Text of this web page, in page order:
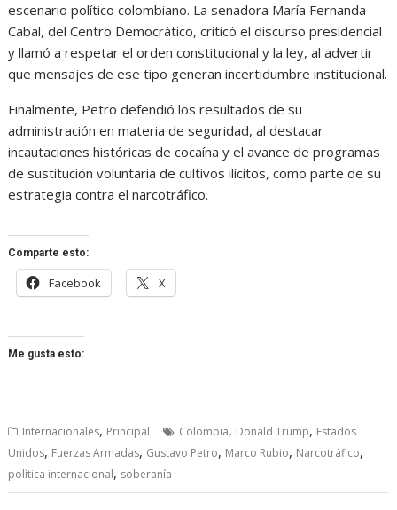
escenario político colombiano. La senadora María Fernanda
Cabal, del Centro Democrático, criticó el discurso presidencial
y llamó a respetar el orden constitucional y la ley, al advertir
que mensajes de ese tipo generan incertidumbre institucional.
Finalmente, Petro defendió los resultados de su
administración en materia de seguridad, al destacar
incautaciones históricas de cocaína y el avance de programas
de sustitución voluntaria de cultivos ilícitos, como parte de su
estrategia contra el narcotráfico.
Comparte esto:
Facebook X
Me gusta esto:
Internacionales, Principal Colombia, Donald Trump, Estados
Unidos, Fuerzas Armadas, Gustavo Petro, Marco Rubio, Narcotráfico,
política internacional, soberanía